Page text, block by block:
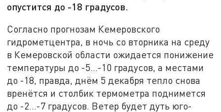
опустится до -18 градусов.
Согласно прогнозам Кемеровского
гидрометцентра, в ночь со вторника на среду
в Кемеровской области ожидается понижение
температуры до -5…-10 градусов, а местами
до -18, правда, днём 5 декабря тепло снова
вренётся и столбик термометра поднимется
до -2…-7 градусов. Ветер будет дуть юго-